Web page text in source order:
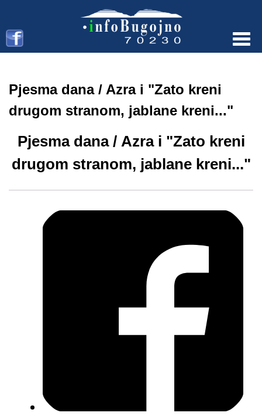
Pjesma dana / Azra i "Zato kreni
drugom stranom, jablane kreni..."
Pjesma dana / Azra i "Zato kreni
drugom stranom, jablane kreni..."